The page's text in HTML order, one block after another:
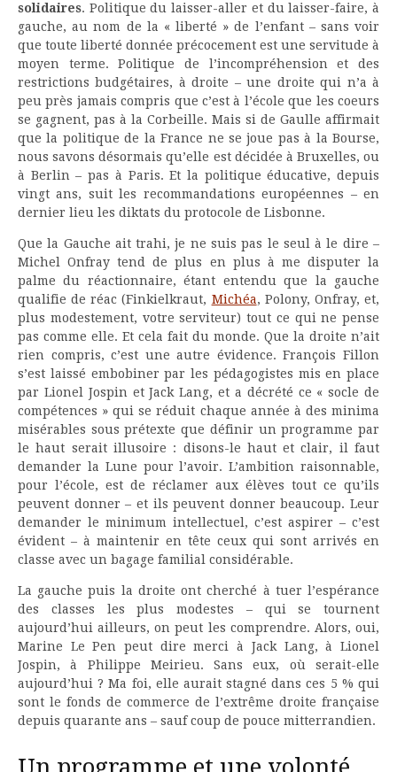
solidaires. Politique du laisser-aller et du laisser-faire, à
gauche, au nom de la « liberté » de l’enfant – sans voir
que toute liberté donnée précocement est une servitude à
moyen terme. Politique de l’incompréhension et des
restrictions budgétaires, à droite – une droite qui n’a à
peu près jamais compris que c’est à l’école que les coeurs
se gagnent, pas à la Corbeille. Mais si de Gaulle affirmait
que la politique de la France ne se joue pas à la Bourse,
nous savons désormais qu’elle est décidée à Bruxelles, ou
à Berlin – pas à Paris. Et la politique éducative, depuis
vingt ans, suit les recommandations européennes – en
dernier lieu les diktats du protocole de Lisbonne.
Que la Gauche ait trahi, je ne suis pas le seul à le dire –
Michel Onfray tend de plus en plus à me disputer la
palme du réactionnaire, étant entendu que la gauche
qualifie de réac (Finkielkraut, Michéa, Polony, Onfray, et,
plus modestement, votre serviteur) tout ce qui ne pense
pas comme elle. Et cela fait du monde. Que la droite n’ait
rien compris, c’est une autre évidence. François Fillon
s’est laissé embobiner par les pédagogistes mis en place
par Lionel Jospin et Jack Lang, et a décrété ce « socle de
compétences » qui se réduit chaque année à des minima
misérables sous prétexte que définir un programme par
le haut serait illusoire : disons-le haut et clair, il faut
demander la Lune pour l’avoir. L’ambition raisonnable,
pour l’école, est de réclamer aux élèves tout ce qu’ils
peuvent donner – et ils peuvent donner beaucoup. Leur
demander le minimum intellectuel, c’est aspirer – c’est
évident – à maintenir en tête ceux qui sont arrivés en
classe avec un bagage familial considérable.
La gauche puis la droite ont cherché à tuer l’espérance
des classes les plus modestes – qui se tournent
aujourd’hui ailleurs, on peut les comprendre. Alors, oui,
Marine Le Pen peut dire merci à Jack Lang, à Lionel
Jospin, à Philippe Meirieu. Sans eux, où serait-elle
aujourd’hui ? Ma foi, elle aurait stagné dans ces 5 % qui
sont le fonds de commerce de l’extrême droite française
depuis quarante ans – sauf coup de pouce mitterrandien.